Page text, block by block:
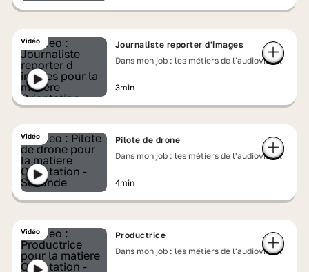
Vidéo
Journaliste reporter d'images
Dans mon job : les métiers de l'audiovisuel
3min
Vidéo
Pilote de drone
Dans mon job : les métiers de l'audiovisuel
4min
Vidéo
Productrice
Dans mon job : les métiers de l'audiovisuel